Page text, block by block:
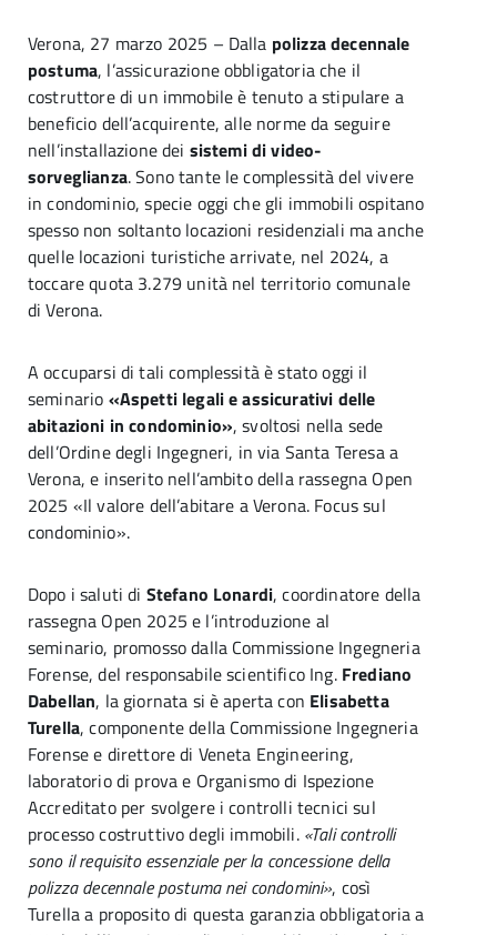
Verona, 27 marzo 2025 – Dalla polizza decennale
postuma, l’assicurazione obbligatoria che il
costruttore di un immobile è tenuto a stipulare a
beneficio dell’acquirente, alle norme da seguire
nell’installazione dei sistemi di video-
sorveglianza. Sono tante le complessità del vivere
in condominio, specie oggi che gli immobili ospitano
spesso non soltanto locazioni residenziali ma anche
quelle locazioni turistiche arrivate, nel 2024, a
toccare quota 3.279 unità nel territorio comunale
di Verona.
A occuparsi di tali complessità è stato oggi il
seminario «Aspetti legali e assicurativi delle
abitazioni in condominio», svoltosi nella sede
dell’Ordine degli Ingegneri, in via Santa Teresa a
Verona, e inserito nell’ambito della rassegna Open
2025 «Il valore dell’abitare a Verona. Focus sul
condominio».
Dopo i saluti di Stefano Lonardi, coordinatore della
rassegna Open 2025 e l’introduzione al
seminario, promosso dalla Commissione Ingegneria
Forense, del responsabile scientifico Ing. Frediano
Dabellan, la giornata si è aperta con Elisabetta
Turella, componente della Commissione Ingegneria
Forense e direttore di Veneta Engineering,
laboratorio di prova e Organismo di Ispezione
Accreditato per svolgere i controlli tecnici sul
processo costruttivo degli immobili. «Tali controlli
sono il requisito essenziale per la concessione della
polizza decennale postuma nei condomini», così
Turella a proposito di questa garanzia obbligatoria a